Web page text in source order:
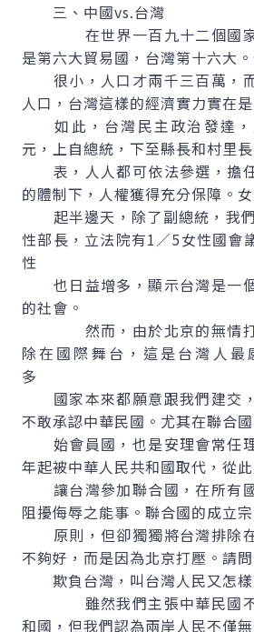
三、中國vs.台灣
在世界一百九十二個國家
是第六大貿易國，台灣第十六大
很小，人口才兩千三百萬，
人口，台灣這樣的經濟實力實在
如此，台灣民主政治發達，
元，上自總統，下至縣長和村里
表，人人都可依法參選，擔
的體制下，人權獲得充分保障。
起半邊天，除了副總統，我
性部長，立法院有1∕5女性國會
性
也日益增多，顯示台灣是一
的社會。
然而，由於北京的無情打
除在國際舞台，這是台灣人最
多
國家本來都願意跟我們建交
不敢承認中華民國。尤其在聯合
始會員國，也是安理會常任
年起被中華人民共和國取代，從
讓台灣參加聯合國，在所有
阻擾侮辱之能事。聯合國的成立
原則，但卻獨獨將台灣排除
不夠好，而是因為北京打壓。請
欺負台灣，叫台灣人民又怎樣
雖然我們主張中華民國不
和國，但我們認為兩岸人民不僅